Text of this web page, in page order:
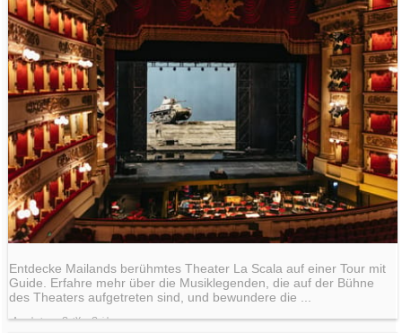
Entdecke Mailands berühmtes Theater La Scala auf einer Tour mit
Guide. Erfahre mehr über die Musiklegenden, die auf der Bühne
des Theaters aufgetreten sind, und bewundere die ...
Angebot von GetYourGuide